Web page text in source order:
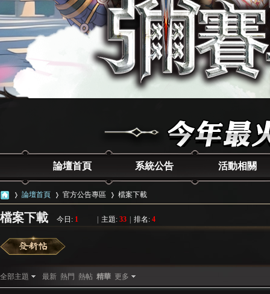
論壇首頁 系統公告 活動相關
彌
論壇首頁
›
官方公告專區 檔案下載
檔案下載 今日: 1 主題: 33 排名: 4
全部主題 最新 熱門 熱帖 精華 更多